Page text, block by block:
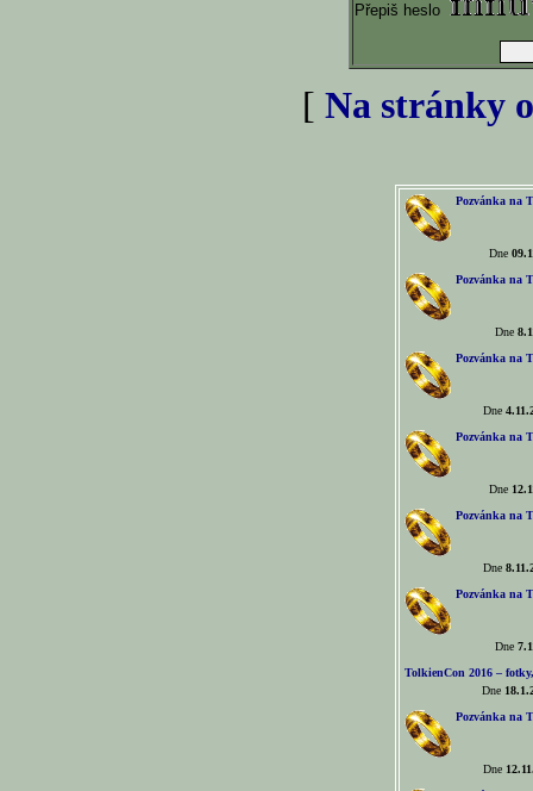
Přepiš heslo
[ Na stránky
Pozvánka na
Dne
Pozvánka na
Dne
Pozvánka na
Dne
Pozvánka na
Dne
Pozvánka na
Dne
Pozvánka na
Dne
TolkienCon 2016 –
Dne
Pozvánka na
Dne